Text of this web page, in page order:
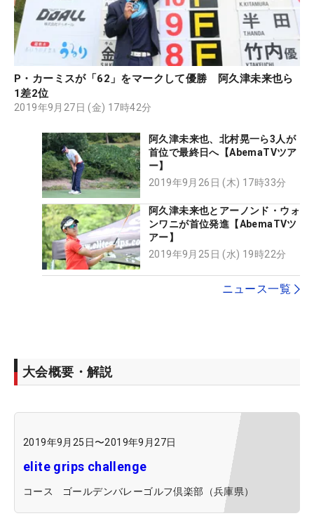
P・カーミスが「62」をマークして優勝 阿久津未来也ら
1差2位
2019年9月27日 (金) 17時42分
阿久津未来也、北村晃一ら3人が
首位で最終日へ【AbemaTVツア
ー】
2019年9月26日 (木) 17時33分
阿久津未来也とアーノンド・ウォ
ンワニが首位発進【AbemaTVツ
アー】
2019年9月25日 (水) 19時22分
ニュース一覧
大会概要・解説
2019年9月25日〜2019年9月27日
elite grips challenge
コース ゴールデンバレーゴルフ倶楽部（兵庫県）